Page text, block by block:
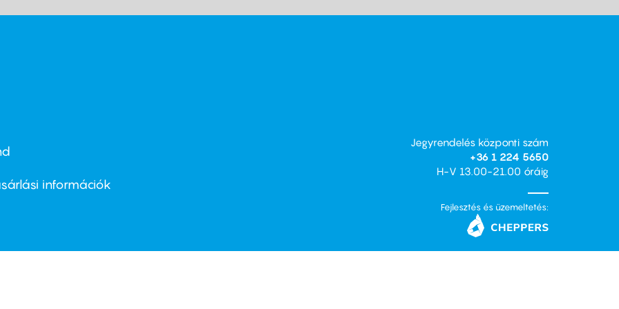
információk
Jegyrendelés központi szám
+36 1 224 5650
H-V 13.00-21.00 óráig
Fejlesztés és üzemeltetés: